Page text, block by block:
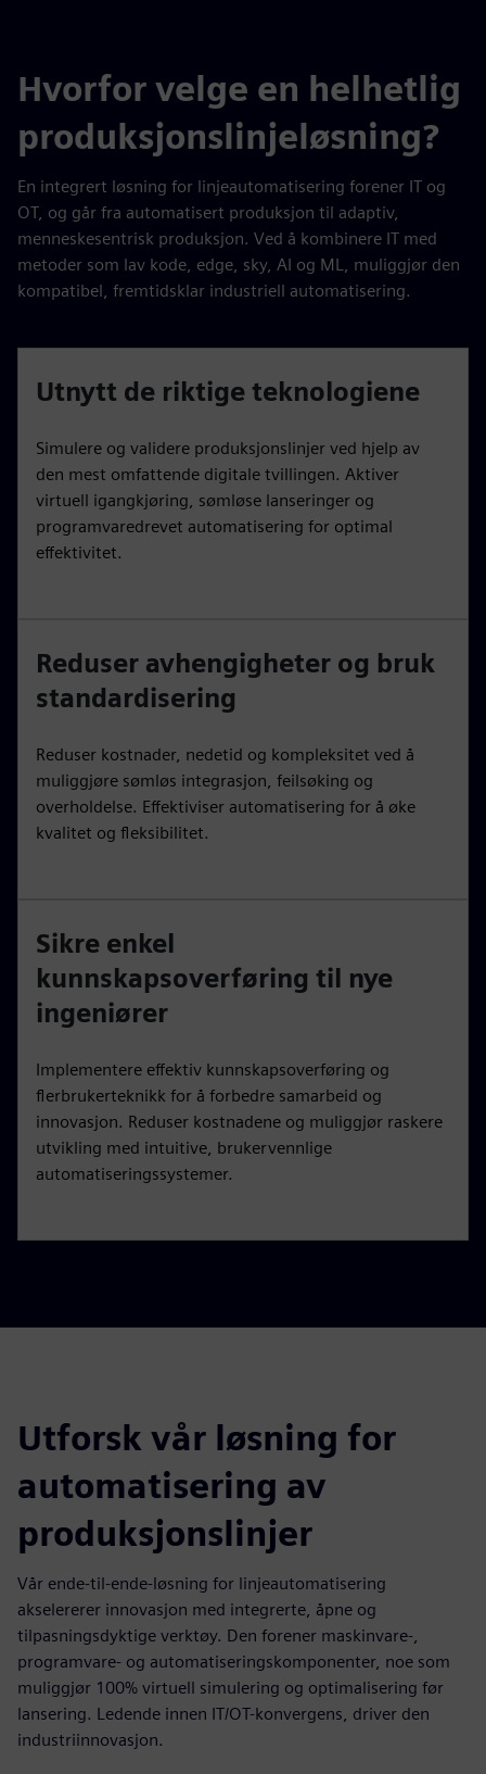
Hvorfor velge en helhetlig
produksjonslinjeløsning?
En integrert løsning for linjeautomatisering forener IT og
OT, og går fra automatisert produksjon til adaptiv,
menneskesentrisk produksjon. Ved å kombinere IT med
metoder som lav kode, edge, sky, AI og ML, muliggjør den
kompatibel, fremtidsklar industriell automatisering.
Utnytt de riktige teknologiene
Simulere og validere produksjonslinjer ved hjelp av
den mest omfattende digitale tvillingen. Aktiver
virtuell igangkjøring, sømløse lanseringer og
programvaredrevet automatisering for optimal
effektivitet.
Reduser avhengigheter og bruk
standardisering
Reduser kostnader, nedetid og kompleksitet ved å
muliggjøre sømløs integrasjon, feilsøking og
overholdelse. Effektiviser automatisering for å øke
kvalitet og fleksibilitet.
Sikre enkel
kunnskapsoverføring til nye
ingeniører
Implementere effektiv kunnskapsoverføring og
flerbrukerteknikk for å forbedre samarbeid og
innovasjon. Reduser kostnadene og muliggjør raskere
utvikling med intuitive, brukervennlige
automatiseringssystemer.
Utforsk vår løsning for
automatisering av
produksjonslinjer
Vår ende-til-ende-løsning for linjeautomatisering
akselererer innovasjon med integrerte, åpne og
tilpasningsdyktige verktøy. Den forener maskinvare-,
programvare- og automatiseringskomponenter, noe som
muliggjør 100% virtuell simulering og optimalisering før
lansering. Ledende innen IT/OT-konvergens, driver den
industriinnovasjon.